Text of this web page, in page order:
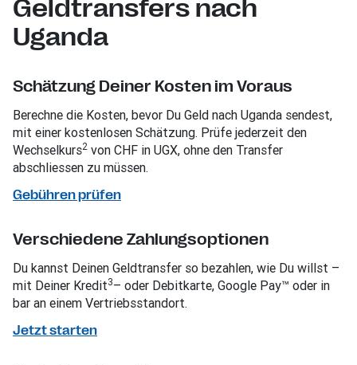
Geldtransfers nach
Uganda
Schätzung Deiner Kosten im Voraus
Berechne die Kosten, bevor Du Geld nach Uganda sendest,
mit einer kostenlosen Schätzung. Prüfe jederzeit den
Wechselkurs2 von CHF in UGX, ohne den Transfer
abschliessen zu müssen.
Gebühren prüfen
Verschiedene Zahlungsoptionen
Du kannst Deinen Geldtransfer so bezahlen, wie Du willst –
mit Deiner Kredit3– oder Debitkarte, Google Pay™ oder in
bar an einem Vertriebsstandort.
Jetzt starten